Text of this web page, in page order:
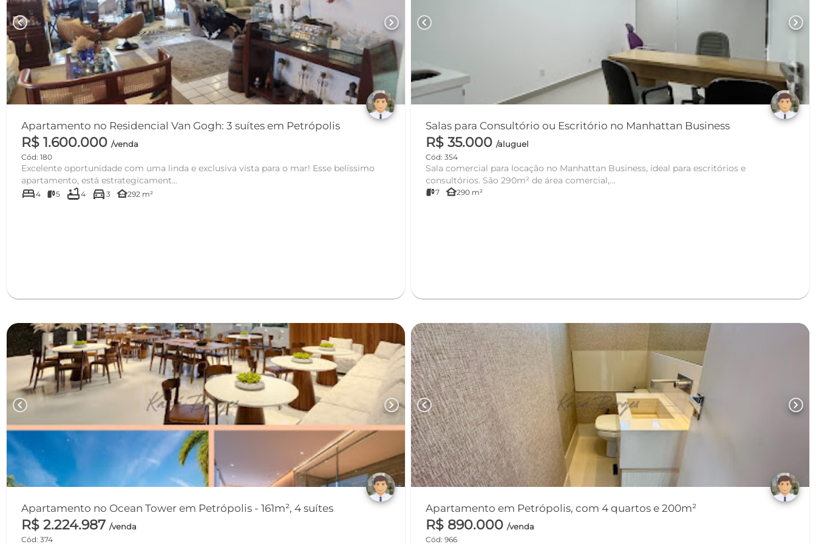
chevron_left chevron_right
Apartamento no Residencial Van Gogh: 3 suítes em Petrópolis
R$ 1.600.000 /venda
Cód: 180
Excelente oportunidade com uma linda e exclusiva vista para o mar! Esse belíssimo
apartamento, está estrategicament...
bed4 5 bathtub4 directions_car 3 other_houses292 m²
chevron_left chevron_right
Salas para Consultório ou Escritório no Manhattan Business
R$ 35.000/aluguel
Cód: 354
Sala comercial para locação no Manhattan Business, ideal para escritórios e
consultórios. São 290m² de área comercial,...
7 other_houses290 m²
chevron_left chevron_right
Apartamento no Ocean Tower em Petrópolis - 161m², 4 suítes
R$ 2.224.987 /venda
Cód: 374
chevron_left chevron_right
Apartamento em Petrópolis, com 4 quartos e 200m²
R$ 890.000/venda
Cód: 966